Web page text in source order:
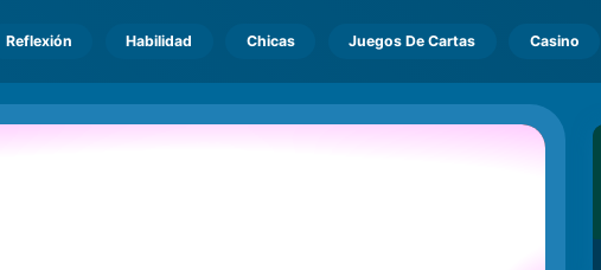
Reflexión Habilidad Chicas Juegos De Cartas Casino